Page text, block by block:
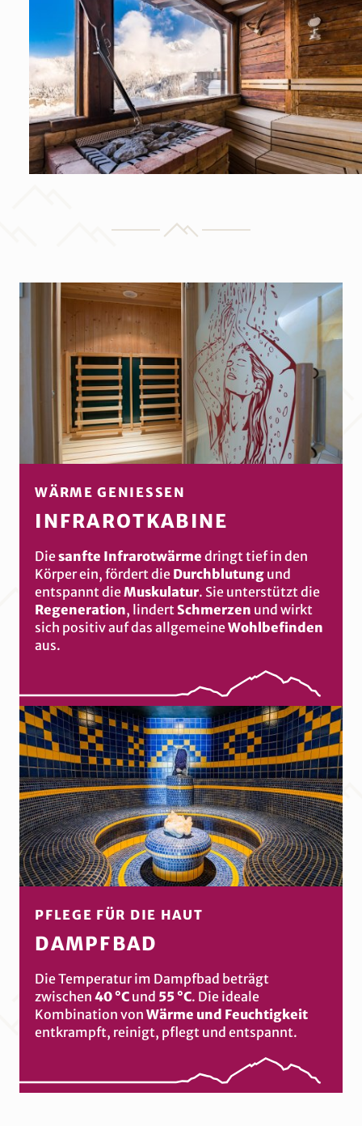
WÄRME GENIESSEN
INFRAROTKABINE
Diesanfte Infrarotwärme dringt tief in den
Körper ein, fördert die Durchblutung und
entspannt dieMuskulatur. Sie unterstützt die
Regeneration, lindertSchmerzen und wirkt
sich positiv auf das allgemeineWohlbefinden
aus.
PFLEGE FÜR DIE HAUT
DAMPFBAD
Die Temperatur im Dampfbad beträgt
zwischen40 °C und 55 °C. Die ideale
Kombination vonWärme und Feuchtigkeit
entkrampft, reinigt, pflegt und entspannt.